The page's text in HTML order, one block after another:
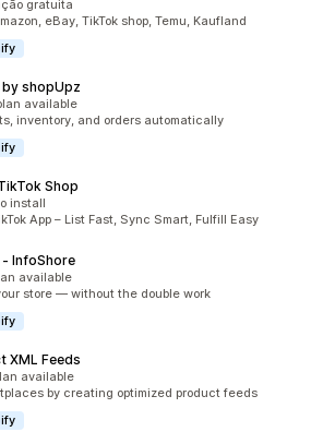
gratuita
eBay, TikTok shop, Temu, Kaufland
shopUpz
available
inventory, and orders automatically
Shop
install
App – List Fast, Sync Smart, Fulfill Easy
InfoShore
available
store — without the double work
XML Feeds
available
by creating optimized product feeds